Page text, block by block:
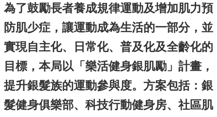
開
資
訊
公
告
訊
息
服
務
專
為了鼓勵長者養成規律運動及增加肌力預
防肌少症，讓運動成為生活的一部分，並
實現自主化、日常化、普及化及全齡化的
目標，本局以「樂活健身銀肌勵」計畫，
提升銀髮族的運動參與度。方案包括：銀
髮健身俱樂部、科技行動健身房、社區肌